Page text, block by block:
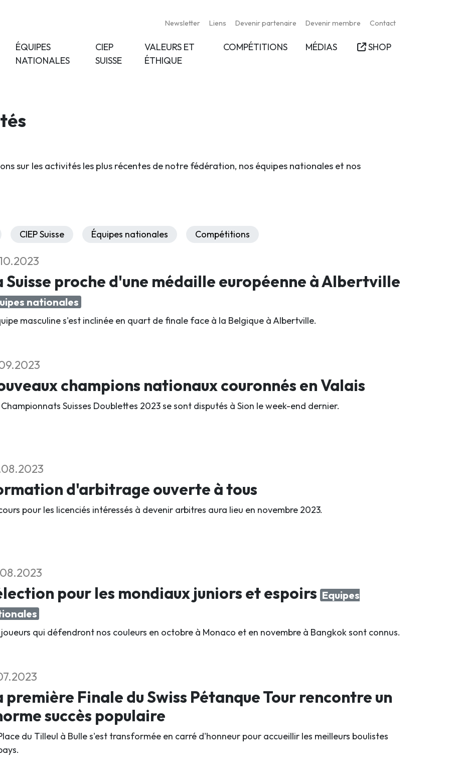
Newsletter Liens Devenir partenaire Devenir membre Contact
ÉQUIPES
NATIONALES
CIEP
SUISSE
VALEURS ET
ÉTHIQUE
COMPÉTITIONS MÉDIAS SHOP
sur les activités les plus récentes de notre fédération, nos équipes nationales et nos
CIEP Suisse Équipes nationales Compétitions
Suisse proche d'une médaille européenne à Albertville
nationales
masculine s'est inclinée en quart de finale face à la Belgique à Albertville.
champions nationaux couronnés en Valais
Championnats Suisses Doublettes 2023 se sont disputés à Sion le week-end dernier.
d'arbitrage ouverte à tous
pour les licenciés intéressés à devenir arbitres aura lieu en novembre 2023.
pour les mondiaux juniors et espoirs Equipes
joueurs qui défendront nos couleurs en octobre à Monaco et en novembre à Bangkok sont connus.
première Finale du Swiss Pétanque Tour rencontre un
succès populaire
du Tilleul à Bulle s'est transformée en carré d'honneur pour accueillir les meilleurs boulistes